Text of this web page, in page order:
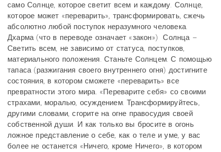
само Солнце, которое светит всем и каждому. Солнце,
которое может «переварить», трансформировать, сжечь
абсолютно любой поступок неразумного человека.
Дхарма (что в переводе означает «закон») Солнца –
Светить всем, не зависимо от статуса, поступков,
материального положения. Станьте Солнцем. С помощью
тапаса (разжигания своего внутреннего огня) достигните
состояния, в котором сможете «переварить» все
превратности этого мира. «Переварите себя» со своими
страхами, моралью, осуждением. Трансформируйтесь,
другими словами, сгорите на огне правосудия своей
собственной души. И как только вы бросите в огонь
ложное представление о себе, как о теле и уме, у вас
более не останется «Ничего, кроме Ничего», в котором